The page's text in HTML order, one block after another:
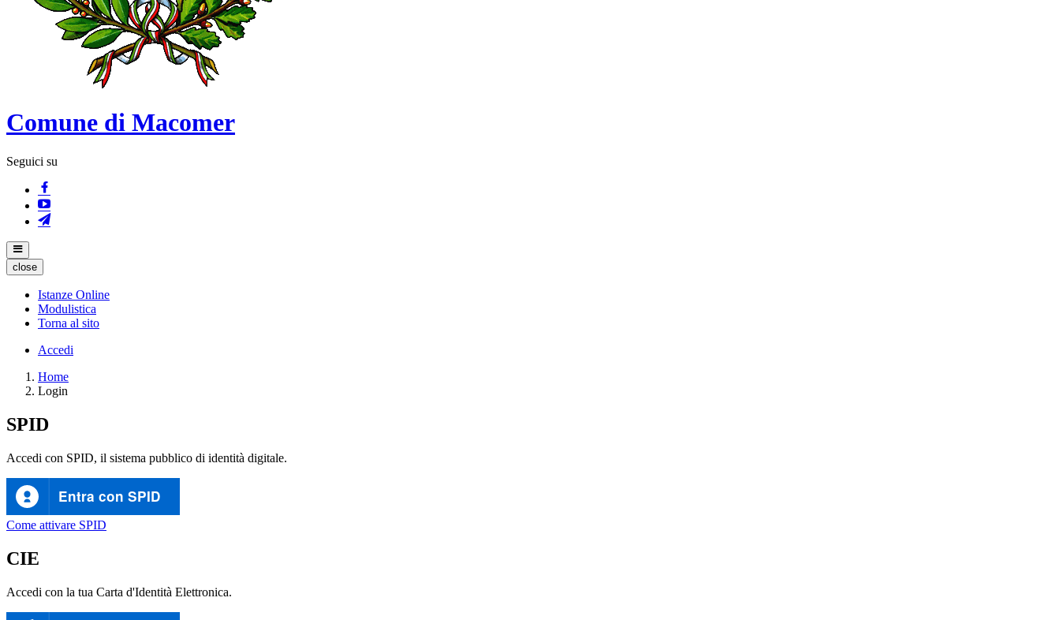
Comune di Macomer
Seguici su
close
Istanze Online
Modulistica
Torna al sito
Accedi
Home
Login
SPID
Accedi con SPID, il sistema pubblico di identità digitale.
Entra con SPID
Come attivare SPID
CIE
Accedi con la tua Carta d'Identità Elettronica.